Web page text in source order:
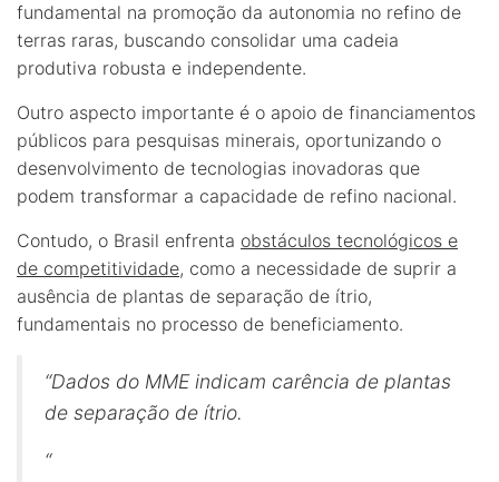
fundamental na promoção da autonomia no refino de
terras raras, buscando consolidar uma cadeia
produtiva robusta e independente.
Outro aspecto importante é o apoio de financiamentos
públicos para pesquisas minerais, oportunizando o
desenvolvimento de tecnologias inovadoras que
podem transformar a capacidade de refino nacional.
Contudo, o Brasil enfrenta obstáculos tecnológicos e
de competitividade, como a necessidade de suprir a
ausência de plantas de separação de ítrio,
fundamentais no processo de beneficiamento.
“Dados do MME indicam carência de plantas
de separação de ítrio.
“